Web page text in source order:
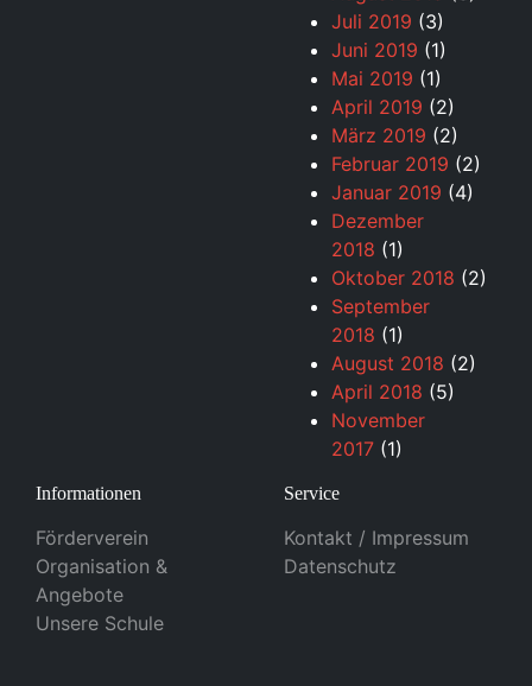
Juli 2019 (3)
Juni 2019 (1)
Mai 2019 (1)
April 2019 (2)
März 2019 (2)
Februar 2019 (2)
Januar 2019 (4)
Dezember
2018 (1)
Oktober 2018 (2)
September
2018 (1)
August 2018 (2)
April 2018 (5)
November
2017 (1)
Informationen
Förderverein
Organisation &
Angebote
Unsere Schule
Service
Kontakt / Impressum
Datenschutz